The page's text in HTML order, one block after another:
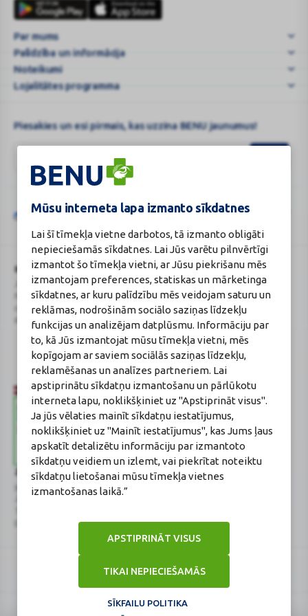
Mūsu interneta lapa izmanto sīkdatnes
Lai šī tīmekļa vietne darbotos, tā izmanto obligāti
nepieciešamās sīkdatnes. Lai Jūs varētu pilnvērtīgi
izmantot šo tīmekļa vietni, ar Jūsu piekrišanu mēs
izmantojam preferences, statiskas un mārketinga
sīkdatnes, ar kuru palīdzību mēs veidojam saturu un
reklāmas, nodrošinām sociālo saziņas līdzekļu
funkcijas un analizējam datplūsmu. Informāciju par
to, kā Jūs izmantojat mūsu tīmekļa vietni, mēs
kopīgojam ar saviem sociālās saziņas līdzekļu,
reklamēšanas un analīzes partneriem. Lai
apstiprinātu sīkdatņu izmantošanu un pārlūkotu
interneta lapu, noklikšķiniet uz "Apstiprināt visus".
Ja jūs vēlaties mainīt sīkdatņu iestatījumus,
noklikšķiniet uz "Mainīt iestatījumus", kas Jums ļaus
apskatīt detalizētu informāciju par izmantoto
sīkdatņu veidiem un izlemt, vai piekrītat noteiktu
sīkdatņu lietošanai mūsu tīmekļa vietnes
izmantošanas laikā.”
TIKAI NEPIECIEŠAMĀS
APSTIPRINĀT VISUS
SĪKFAILU POLITIKA
blisteros
|
BENU.LV
–
e-
karte
Par mums
Palīdzība un informācija
Noteikumi
Lojalitātes programma
Piesakies un esi pirmais, kas uzzina BENU jaunumus!
Google
reCAPTCHA
Šo vietni aizsargā „reCAPTCHA“, un uz to attiecas „Google“
BENU Aptieka Latvija, SIA
Juridiskā adrese / Faktiskā adrese:
Noliktavu iela 5, Dreiliņi, Stopiņu
novads, LV-2130
Reģistrācijas Nr.: 40003252167
Licence
Licences numurs: A00010
E-aptiekas kontakti
Aptiekas vadītāja:
Sertificēta farmaceite: Jeļena
Gončarova
Reģistrācijas Nr.: F-0834
Sertifikāta Nr.: 215.2025
Zāļu valsts aģentūra
www.zva.gov.lv
E-pasts: info@zva.gov.lv
Veselības inspekcija
E-pasts: vi@vi.gov.lv